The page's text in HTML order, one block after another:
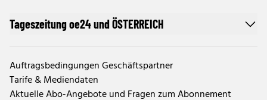
Tageszeitung oe24 und ÖSTERREICH
Auftragsbedingungen Geschäftspartner
Tarife & Mediendaten
Aktuelle Abo-Angebote und Fragen zum Abonnement